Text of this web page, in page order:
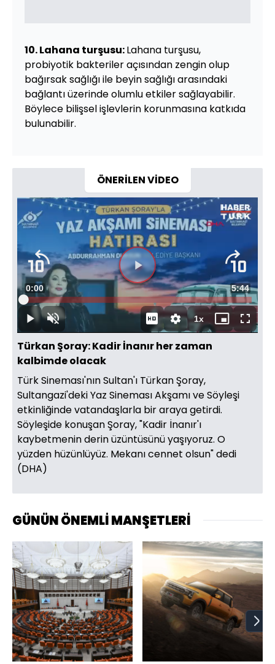
10. Lahana turşusu:Lahana turşusu,
probiyotik bakteriler açısından zengin olup
bağırsak sağlığı ile beyin sağlığı arasındaki
bağlantı üzerinde olumlu etkiler sağlayabilir.
Böylece bilişsel işlevlerin korunmasına katkıda
bulunabilir.
ÖNERİLEN VİDEO
Duraklat
Sesi
Aç
Süre
0:01 Toplam
Süre
5:44
Yüklendi:
1.39%
1xOynatma
Hızı
Mini
oynatıcı
Tam
Ekran
Türkan Şoray: Kadir İnanır her zaman
kalbimde olacak
Türk Sineması'nın Sultan'ı Türkan Şoray,
Sultangazi'deki Yaz Sineması Akşamı ve Söyleşi
etkinliğinde vatandaşlarla bir araya getirdi.
Söyleşide konuşan Şoray, "Kadir İnanır'ı
kaybetmenin derin üzüntüsünü yaşıyoruz. O
yüzden hüzünlüyüz. Mekanı cennet olsun" dedi
(DHA)
GÜNÜN ÖNEMLİ MANŞETLERİ